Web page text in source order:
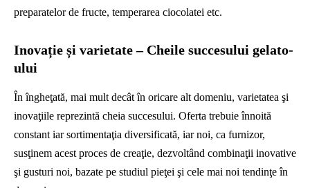
preparatelor de fructe, temperarea ciocolatei etc.
Inovație și varietate – Cheile succesului gelato-
ului
În îngheţată, mai mult decât în oricare alt domeniu, varietatea şi
inovaţiile reprezintă cheia succesului. Oferta trebuie înnoită
constant iar sortimentaţia diversificată, iar noi, ca furnizor,
susţinem acest proces de creaţie, dezvoltând combinaţii inovative
şi gusturi noi, bazate pe studiul pieţei şi cele mai noi tendinţe în